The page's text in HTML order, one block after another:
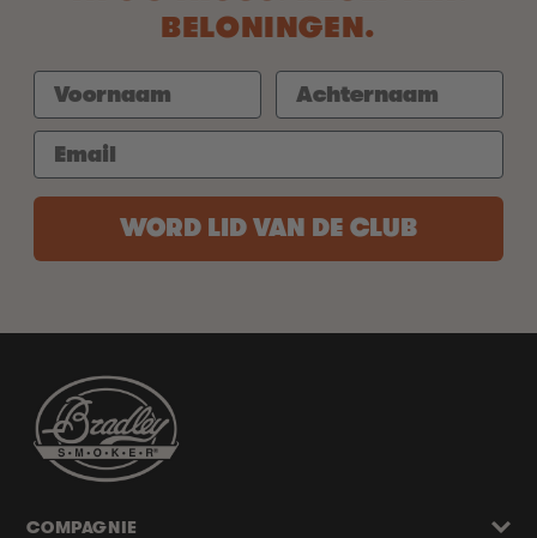
BELONINGEN.
WORD LID VAN DE CLUB
COMPAGNIE